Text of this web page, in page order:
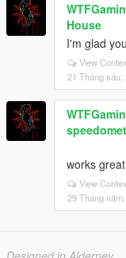
House
I'm glad
View
21 Tháng sáu,
works
View
29 Tháng